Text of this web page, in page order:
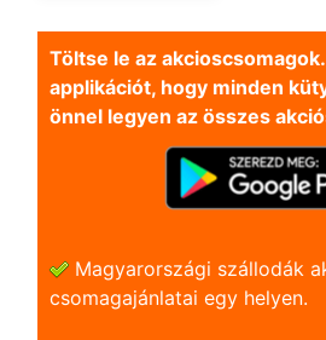
Töltse le az
applikációt, hogy minden
önnel legyen az összes
Magyarországi szállodák
csomagajánlatai egy helyen.